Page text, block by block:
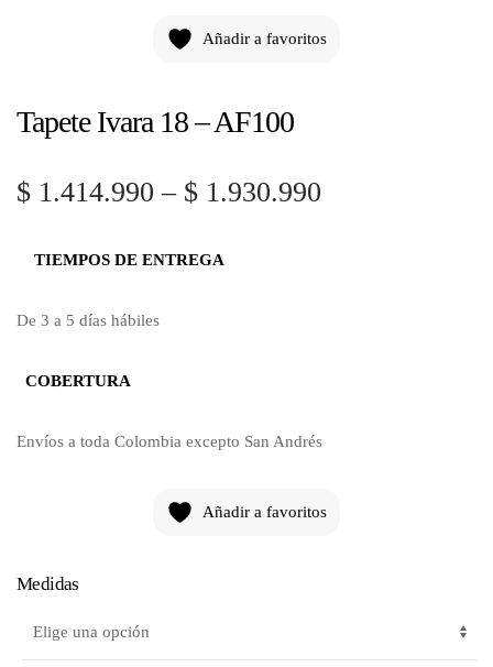
Añadir a favoritos
Tapete Ivara 18 – AF100
$ 1.414.990 – $ 1.930.990
TIEMPOS DE ENTREGA
De 3 a 5 días hábiles
COBERTURA
Envíos a toda Colombia excepto San Andrés
Añadir a favoritos
Medidas